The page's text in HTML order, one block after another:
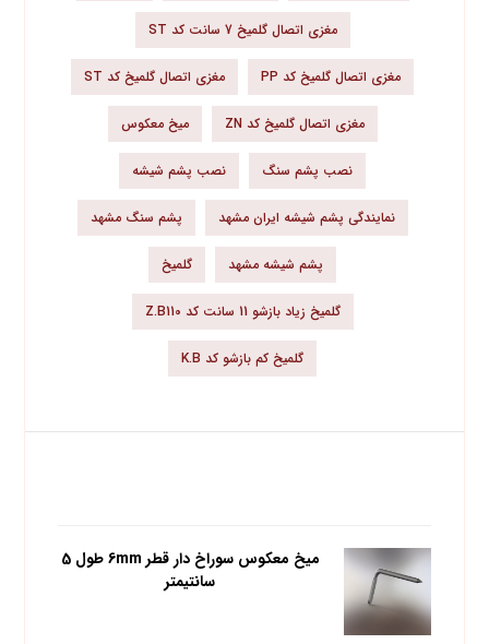
مغزی اتصال گلمیخ 7 سانت کد ST
مغزی اتصال گلمیخ کد PP مغزی اتصال گلمیخ کد ST
مغزی اتصال گلمیخ کد ZN میخ معکوس
نصب پشم سنگ نصب پشم شیشه
نمایندگی پشم شیشه ایران مشهد پشم سنگ مشهد
پشم شیشه مشهد گلمیخ
گلمیخ زیاد بازشو 11 سانت کد Z.B110
گلمیخ کم بازشو کد K.B
میخ معکوس سوراخ دار قطر 6mm طول 5
سانتیمتر